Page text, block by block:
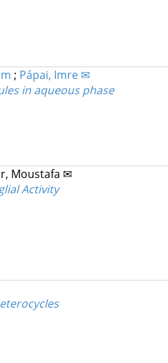
; Pápai, Imre ✉
in aqueous phase
Moustafa ✉
Activity